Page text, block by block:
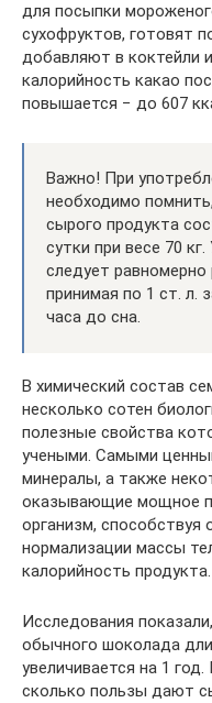
для посыпки
сухофруктов, готовят
добавляют в коктейли
калорийность какао
повышается − до 607
Важно! При
необходимо
сырого продукта
сутки при весе 70
следует равномерно
принимая по 1 ст. л.
часа до сна.
В химический состав
несколько сотен
полезные свойства
учеными. Самыми
минералы, а также
оказывающие мощное
организм,
нормализации массы
калорийность продукта.
Исследования
обычного шоколада
увеличивается на 1
сколько пользы дают